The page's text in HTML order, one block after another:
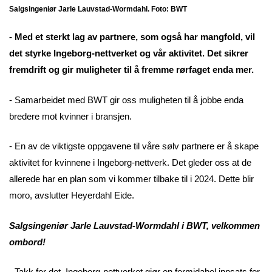
Salgsingeniør Jarle Lauvstad-Wormdahl. Foto: BWT
- Med et sterkt lag av partnere, som også har mangfold, vil
det styrke Ingeborg-nettverket og vår aktivitet. Det sikrer
fremdrift og gir muligheter til å fremme rørfaget enda mer.
- Samarbeidet med BWT gir oss muligheten til å jobbe enda
bredere mot kvinner i bransjen.
- En av de viktigste oppgavene til våre sølv partnere er å skape
aktivitet for kvinnene i Ingeborg-nettverk. Det gleder oss at de
allerede har en plan som vi kommer tilbake til i 2024. Dette blir
moro, avslutter Heyerdahl Eide.
Salgsingeniør Jarle Lauvstad-Wormdahl i BWT, velkommen
ombord!